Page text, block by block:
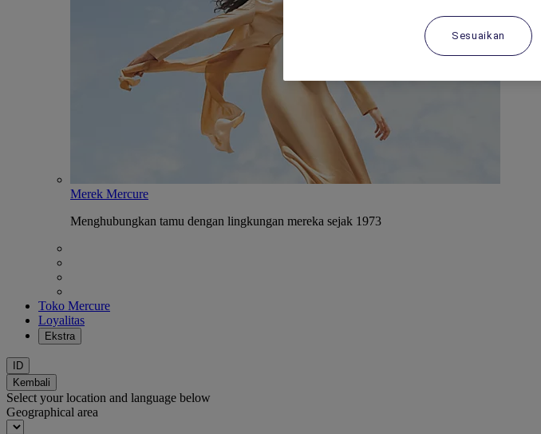
Merek Mercure
Menghubungkan tamu dengan lingkungan mereka sejak 1973
Toko Mercure
Loyalitas
Ekstra
ID
Kembali
Select your location and language below
Geographical area
Sesuaikan